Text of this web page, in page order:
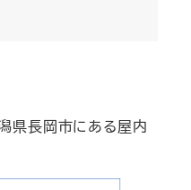
県長岡市にある屋内